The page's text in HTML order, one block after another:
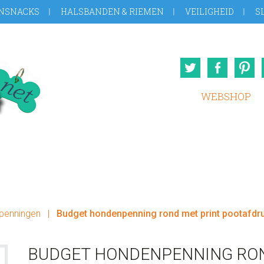
HALSBANDEN & RIEMEN VEILIGHEID
Twitter
WEBSHOP
| Budget hondenpenning rond met print
BUDGET HONDENPENNING